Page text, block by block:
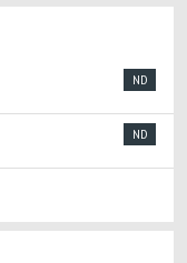
ND
ND